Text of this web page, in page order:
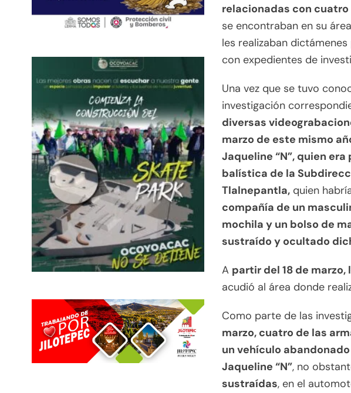
relacionadas con
se encontraban en su
les realizaban
con expedientes de
Una vez que se tuvo
investigación
diversas
marzo de este mismo
Jaqueline “N”, quien
balística de la
Tlalnepantla, quien
compañía de un
mochila y un bolso de
sustraído y ocultado
A partir del 18 de
acudió al área donde
Como parte de las
marzo, cuatro de las
un vehículo
Jaqueline “N”, no
sustraídas, en el